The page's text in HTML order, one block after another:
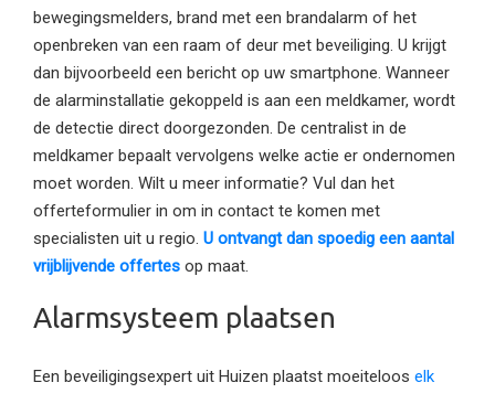
bewegingsmelders, brand met een brandalarm of het
openbreken van een raam of deur met beveiliging. U krijgt
dan bijvoorbeeld een bericht op uw smartphone. Wanneer
de alarminstallatie gekoppeld is aan een meldkamer, wordt
de detectie direct doorgezonden. De centralist in de
meldkamer bepaalt vervolgens welke actie er ondernomen
moet worden. Wilt u meer informatie? Vul dan het
offerteformulier in om in contact te komen met
specialisten uit u regio. U ontvangt dan spoedig een aantal
vrijblijvende offertes op maat.
Alarmsysteem plaatsen
Een beveiligingsexpert uit Huizen plaatst moeiteloos elk